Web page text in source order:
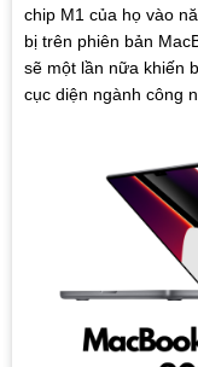
chip M1 của họ vào
bị trên phiên bản
sẽ một lần nữa khiến
cục diện ngành công